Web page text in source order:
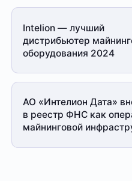
Intelion — лучший
дистрибьютер
оборудования 2024
АО «Интелион Дата»
в реестр ФНС как
майнинговой